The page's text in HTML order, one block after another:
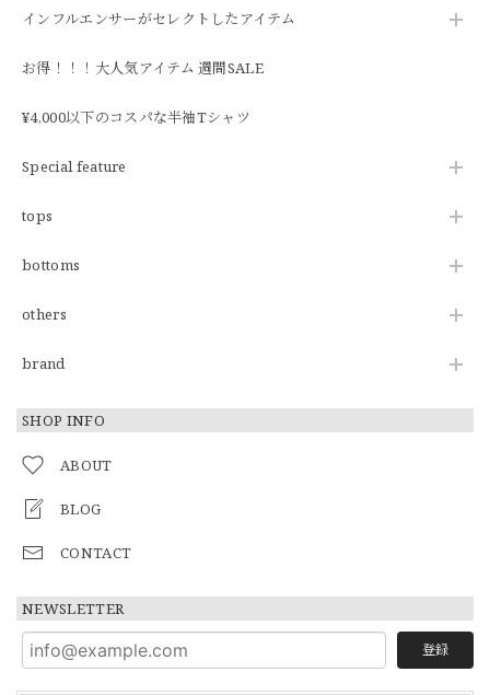
インフルエンサーがセレクトしたアイテム
お得！！！大人気アイテム 週間SALE
¥4,000以下のコスパな半袖Tシャツ
Special feature
tops
bottoms
others
brand
SHOP INFO
ABOUT
BLOG
CONTACT
NEWSLETTER
登録